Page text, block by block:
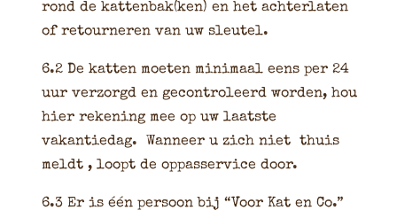
rond de kattenbak(ken) en het achterlaten
of retourneren van uw sleutel.
6.2 De katten moeten minimaal eens per 24
uur verzorgd en gecontroleerd worden, hou
hier rekening mee op uw laatste
vakantiedag. Wanneer u zich niet thuis
meldt , loopt de oppasservice door.
6.3 Er is één persoon bij “Voor Kat en Co.”